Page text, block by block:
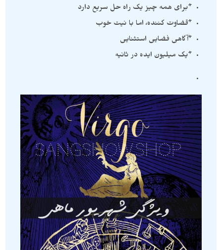
*برای همه چیز یک راه حل سریع دارد
*قضاوت کننده، اما با نیت خوب
*آگاهی فضایی استثنایی
*یک میلیون ایده در ثانیه